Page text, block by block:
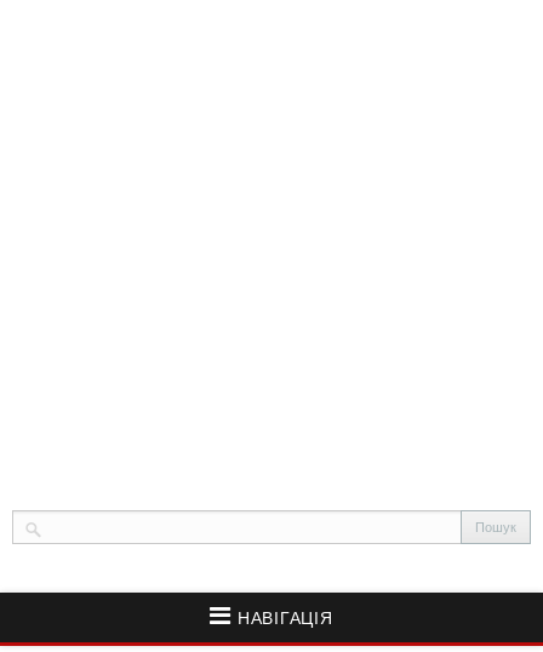
НАВІГАЦІЯ